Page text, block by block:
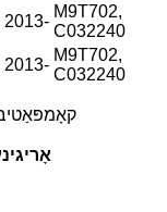
2013-
M9T702,
C032240
2013-
M9T702,
C032240